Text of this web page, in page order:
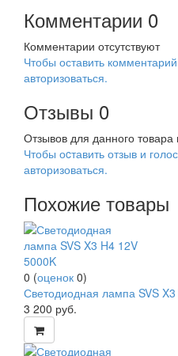
Комментарии 0
Комментарии отсутствуют
Чтобы оставить
авторизоваться.
Отзывы 0
Отзывов для данного товара
Чтобы оcтавить отзыв и
авторизоваться.
Похожие товары
0 (оценок 0)
Светодиодная лампа SVS
3 200 руб.